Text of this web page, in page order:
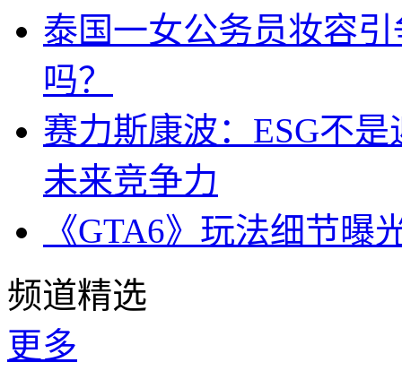
泰国一女公务员妆容
吗？
赛力斯康波：ESG不
未来竞争力
《GTA6》玩法细节
频道精选
更多